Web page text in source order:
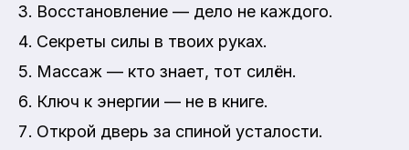
Восстановление — дело не каждого.
Секреты силы в твоих руках.
Массаж — кто знает, тот силён.
Ключ к энергии — не в книге.
Открой дверь за спиной усталости.